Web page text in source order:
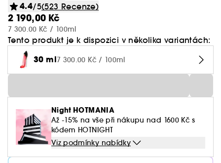
4.4/5(523 Recenze)
2 190,00 Kč
7 300.00 Kč / 100ml
Tento produkt je k dispozici v několika variantách:
30 ml7 300.00 Kč / 100ml
Night HOTMANIA
Až -15% na vše při nákupu nad 1600 Kč s
kódem HOTNIGHT
Viz podmínky nabídky